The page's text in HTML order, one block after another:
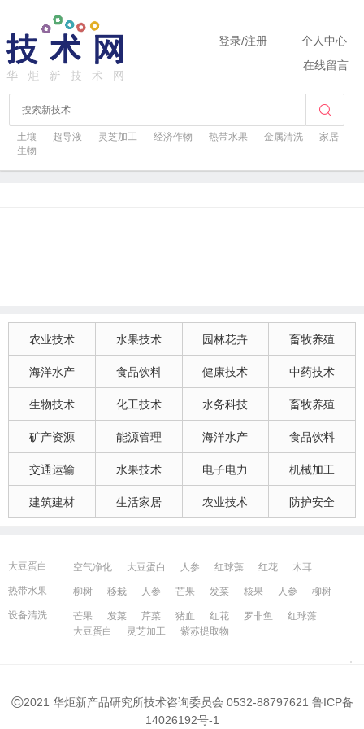
土壤 超导液 灵芝加工 经济作物 热带水果 金属清洗
家居
生物
登录/注册
个人中心
在线留言
农业技术 水果技术 园林花卉 畜牧养殖
海洋水产 食品饮料 健康技术 中药技术
生物技术 化工技术 水务科技 畜牧养殖
矿产资源 能源管理 海洋水产 食品饮料
交通运输 水果技术 电子电力 机械加工
建筑建材 生活家居 农业技术 防护安全
大豆蛋白 空气净化 大豆蛋白 人参 红球藻 红花
木耳
红花
芒果 红球藻 芹菜 养鸭 芒果 芹菜
热带水果 柳树 移栽 人参 芒果 发菜 核果 人参
柳树
大豆蛋白
人参 发菜 猪血 红花 柳树
发菜
宁波百姓网
镇江百姓网 湖州百姓网
设备清洗 芒果 发菜 芹菜 猪血 红花 罗非鱼
红球藻
大豆蛋白
灵芝加工 紫苏提取物
©2021 华炬新产品研究所技术咨询委员会 0532-88797621 鲁ICP备
14026192号-1